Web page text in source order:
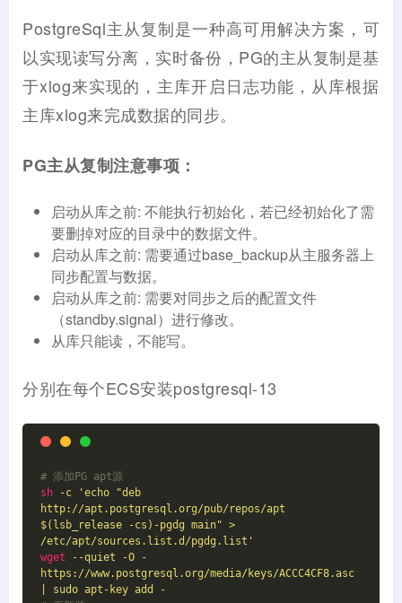
PostgreSql主从复制是一种高可用解决方案，可
以实现读写分离，实时备份，PG的主从复制是基
于xlog来实现的，主库开启日志功能，从库根据
主库xlog来完成数据的同步。
PG主从复制注意事项：
启动从库之前: 不能执行初始化，若已经初始化了需
要删掉对应的目录中的数据文件。
启动从库之前: 需要通过base_backup从主服务器上
同步配置与数据。
启动从库之前: 需要对同步之后的配置文件
（standby.signal）进行修改。
从库只能读，不能写。
分别在每个ECS安装postgresql-13
# 添加PG apt源
sh
-c 'echo "deb
http://apt.postgresql.org/pub/repos/apt
$(lsb_release -cs)-pgdg main" >
/etc/apt/sources.list.d/pgdg.list'
wget
--quiet -O -
https://www.postgresql.org/media/keys/ACCC4CF8.asc
| sudo apt-key add -